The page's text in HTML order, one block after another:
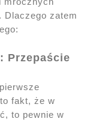
Dlaczego zatem
Przepaście
fakt, że w
to pewnie w